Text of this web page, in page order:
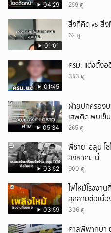
04:29 259 ดู
01:01
สิ่งที่คิด vs สิ่ง
62 ดู
01:45
ครม. แต่งตั้งอ
353 ดู
05:34
ฝ่ายปกครอง
เสพติด พบเข็
265 ดู
03:52
พี่ชาย 'ฮลุน โซ
สิงหาคม นี้
900 ดู
03:59
ไฟไหม้โรงงา
ลุกลามต่อเนื่อ
หนัก
336 ดู
ศาลพิพากษา